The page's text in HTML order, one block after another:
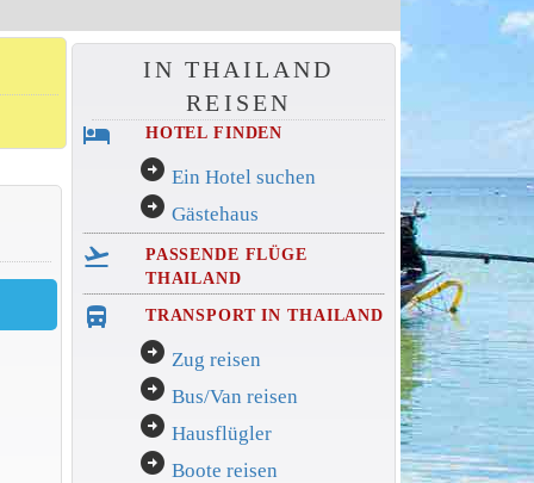
IN THAILAND
REISEN
hotel HOTEL FINDEN
arrow_circle_right Ein Hotel suchen
arrow_circle_right Gästehaus
flight_takeoff
PASSENDE FLÜGE
THAILAND
directions_bus_filled TRANSPORT IN THAILAND
arrow_circle_right Zug reisen
arrow_circle_right Bus/Van reisen
arrow_circle_right Hausflügler
arrow_circle_right Boote reisen